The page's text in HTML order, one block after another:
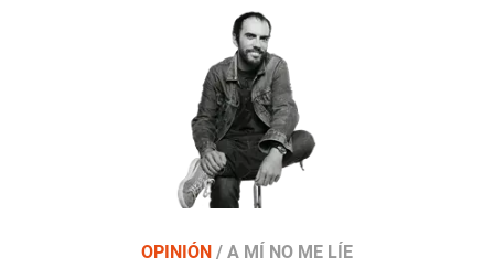
OPINIÓN / A MÍ NO ME LÍE